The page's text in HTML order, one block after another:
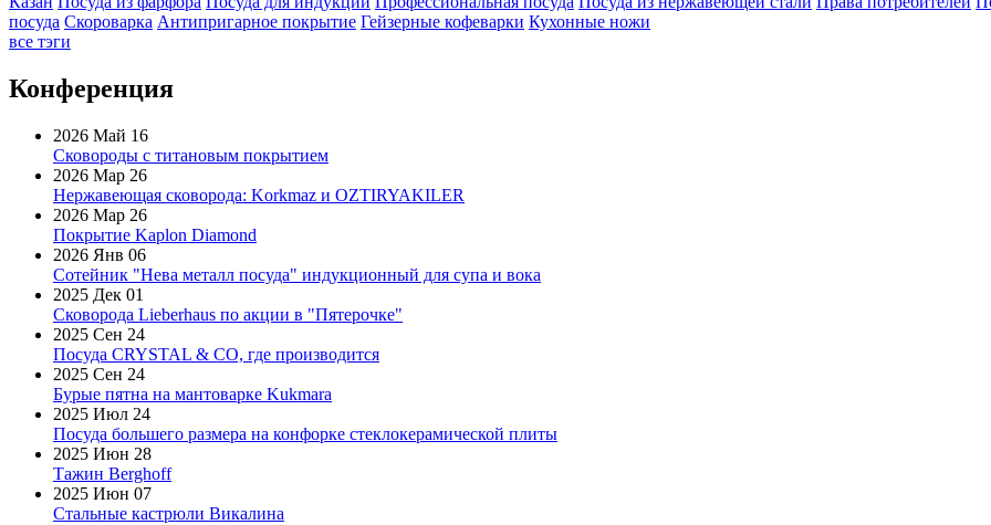
посуда Скороварка Антипригарное покрытие Гейзерные кофеварки Кухонные ножи
все тэги
Конференция
2026 Май 16
Сковороды с титановым покрытием
2026 Мар 26
Нержавеющая сковорода: Korkmaz и OZTIRYAKILER
2026 Мар 26
Покрытие Kaplon Diamond
2026 Янв 06
Сотейник "Нева металл посуда" индукционный для супа и вока
2025 Дек 01
Сковорода Lieberhaus по акции в "Пятерочке"
2025 Сен 24
Посуда CRYSTAL & CO, где производится
2025 Сен 24
Бурые пятна на мантоварке Kukmara
2025 Июл 24
Посуда большего размера на конфорке стеклокерамической плиты
2025 Июн 28
Тажин Berghoff
2025 Июн 07
Стальные кастрюли Викалина